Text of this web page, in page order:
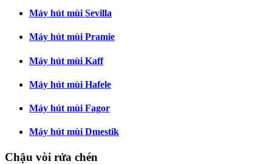
Máy hút mùi Sevilla
Máy hút mùi Pramie
Máy hút mùi Kaff
Máy hút mùi Hafele
Máy hút mùi Fagor
Máy hút mùi Dmestik
Chậu vòi rửa chén